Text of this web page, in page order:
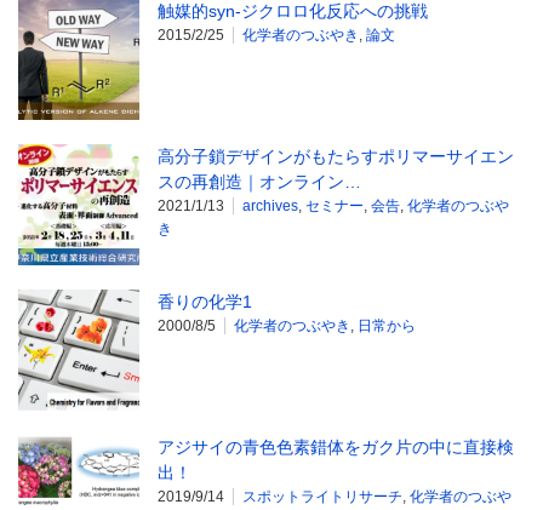
触媒的syn-ジクロロ化反応への挑戦
2015/2/25 化学者のつぶやき , 論文
高分子鎖デザインがもたらすポリマーサイエン
スの再創造｜オンライン…
2021/1/13 archives, セミナー, 会告, 化学者のつぶや
き
香りの化学1
2000/8/5 化学者のつぶやき , 日常から
アジサイの青色色素錯体をガク片の中に直接検
出！
2019/9/14 スポットライトリサーチ, 化学者のつぶや